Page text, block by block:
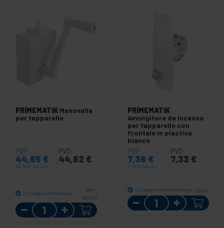
PRIMEMATIK Manovella
per tapparelle
PVP
44,65 €
44,65 € IVA inc.
PVD
44,62 €
Consegna immediata
REF:
BS236
Quantità
PRIMEMATIK
Avvolgitore da Incasso
per tapparelle con
frontale in plastica
bianco
PVP
7,36 €
7,36 € IVA inc.
PVD
7,33 €
Consegna immediataREF: BS212
Quantità